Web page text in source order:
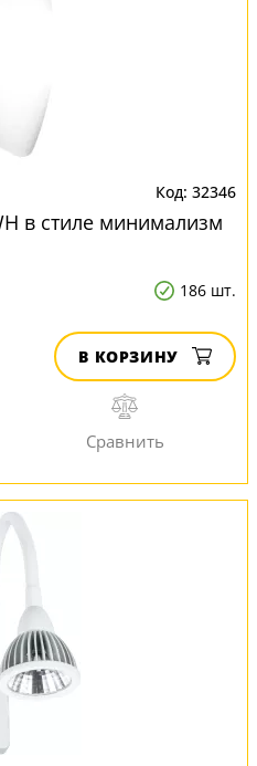
32346
в стиле минимализм
186 шт.
В КОРЗИНУ